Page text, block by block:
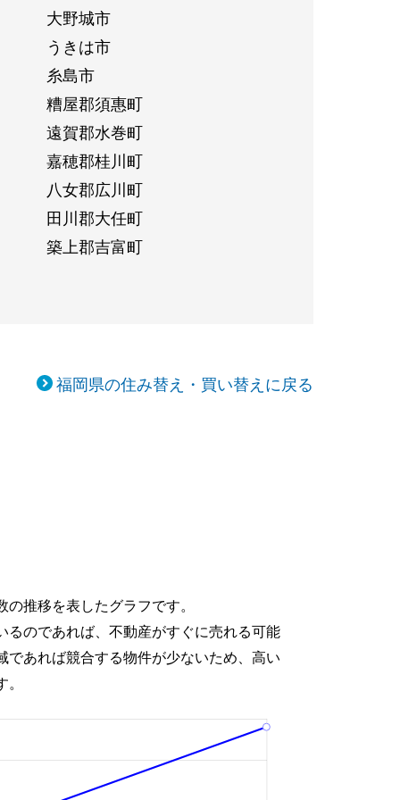
大野城市
うきは市
糸島市
糟屋郡須惠町
遠賀郡水巻町
嘉穂郡桂川町
八女郡広川町
田川郡大任町
築上郡吉富町
福岡県の住み替え・買い替えに戻る
推移を表したグラフです。
るのであれば、不動産がすぐに売れる可能
であれば競合する物件が少ないため、高い